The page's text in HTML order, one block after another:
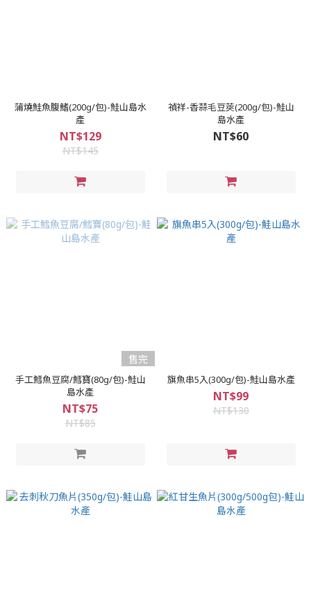
蒲燒鮭魚腹鰭(200g/包)-鮭山島水
產
NT$129
NT$145
禎祥-香蒜毛豆莢(200g/包)-鮭山
島水產
NT$60
售完
手工鱈魚豆腐/鱈寶(80g/包)-鮭山
島水產
NT$75
NT$85
旗魚串5入(300g/包)-鮭山島水產
NT$99
NT$130